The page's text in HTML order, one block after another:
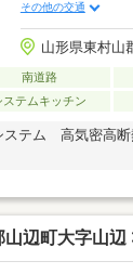
その他の交通
山形県東村山
南道路
ステムキッチン
ステム 高気密高
辺町大字山辺